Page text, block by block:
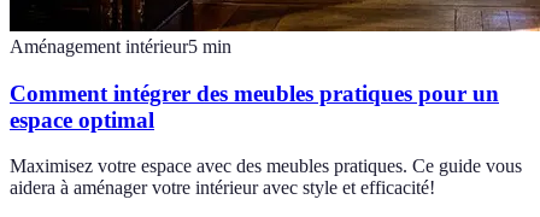
Aménagement intérieur5 min
Comment intégrer des meubles pratiques pour un
espace optimal
Maximisez votre espace avec des meubles pratiques. Ce guide vous
aidera à aménager votre intérieur avec style et efficacité!